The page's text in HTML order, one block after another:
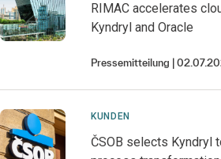
RIMAC accelerates
Kyndryl and Oracle
Pressemitteilung
KUNDEN
ČSOB selects Kyndryl